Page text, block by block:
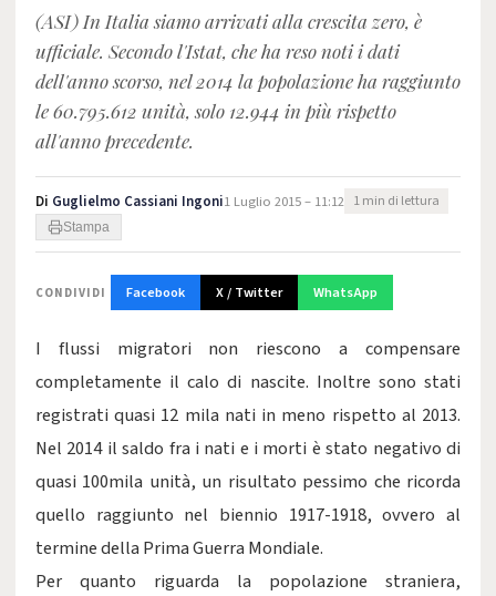
(ASI) In Italia siamo arrivati alla crescita zero, è
ufficiale. Secondo l'Istat, che ha reso noti i dati
dell'anno scorso, nel 2014 la popolazione ha raggiunto
le 60.795.612 unità, solo 12.944 in più rispetto
all'anno precedente.
Di Guglielmo Cassiani Ingoni1 Luglio 2015 – 11:12 1 min di lettura
Stampa
CONDIVIDI Facebook X / Twitter WhatsApp
I flussi migratori non riescono a compensare
completamente il calo di nascite. Inoltre sono stati
registrati quasi 12 mila nati in meno rispetto al 2013.
Nel 2014 il saldo fra i nati e i morti è stato negativo di
quasi 100mila unità, un risultato pessimo che ricorda
quello raggiunto nel biennio 1917-1918, ovvero al
termine della Prima Guerra Mondiale.
Per quanto riguarda la popolazione straniera,